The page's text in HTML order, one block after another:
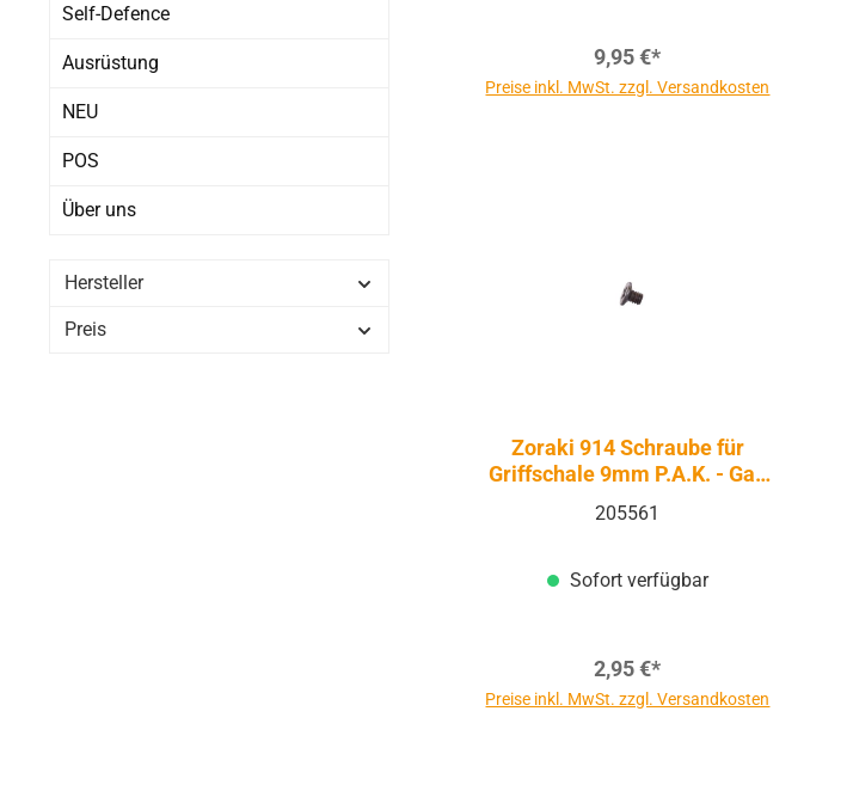
Self-Defence
Ausrüstung
NEU
POS
Über uns
Hersteller
Preis
9,95 €*
Preise inkl. MwSt. zzgl. Versandkosten
Zoraki 914 Schraube für
Griffschale 9mm P.A.K. - Gas
Signal
205561
Sofort verfügbar
2,95 €*
Preise inkl. MwSt. zzgl. Versandkosten